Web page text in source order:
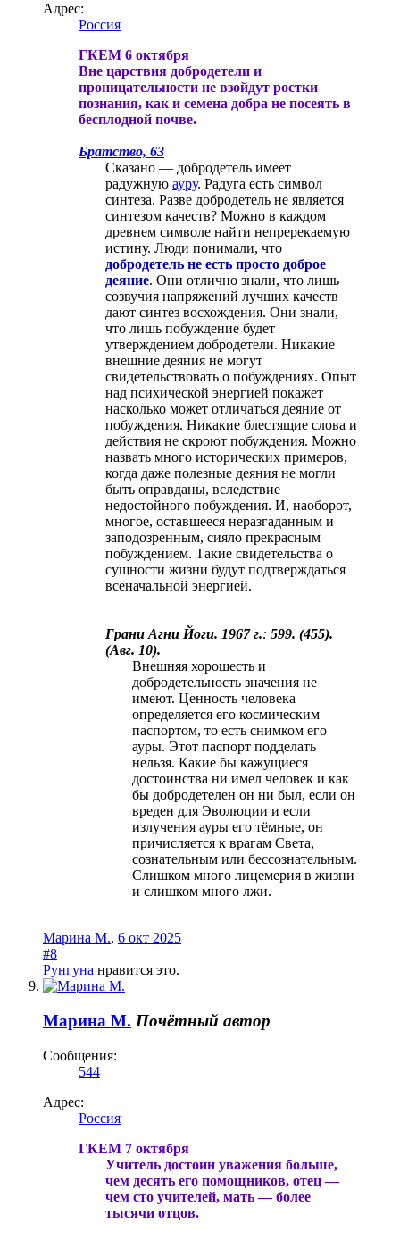
Адрес:
Россия
ГКЕМ 6 октября
Вне царствия добродетели и
проницательности не взойдут ростки
познания, как и семена добра не посеять в
бесплодной почве.
Братство, 63
Сказано — добродетель имеет
радужную ауру. Радуга есть символ
синтеза. Разве добродетель не является
синтезом качеств? Можно в каждом
древнем символе найти непререкаемую
истину. Люди понимали, что
добродетель не есть просто доброе
деяние. Они отлично знали, что лишь
созвучия напряжений лучших качеств
дают синтез восхождения. Они знали,
что лишь побуждение будет
утверждением добродетели. Никакие
внешние деяния не могут
свидетельствовать о побуждениях. Опыт
над психической энергией покажет
насколько может отличаться деяние от
побуждения. Никакие блестящие слова и
действия не скроют побуждения. Можно
назвать много исторических примеров,
когда даже полезные деяния не могли
быть оправданы, вследствие
недостойного побуждения. И, наоборот,
многое, оставшееся неразгаданным и
заподозренным, сияло прекрасным
побуждением. Такие свидетельства о
сущности жизни будут подтверждаться
всеначальной энергией.
Грани Агни Йоги. 1967 г.: 599. (455).
(Авг. 10).
Внешняя хорошесть и
добродетельность значения не
имеют. Ценность человека
определяется его космическим
паспортом, то есть снимком его
ауры. Этот паспорт подделать
нельзя. Какие бы кажущиеся
достоинства ни имел человек и как
бы добродетелен он ни был, если он
вреден для Эволюции и если
излучения ауры его тёмные, он
причисляется к врагам Света,
сознательным или бессознательным.
Слишком много лицемерия в жизни
и слишком много лжи.​
Марина М., 6 окт 2025
#8
Рунгуна нравится это.
Марина М. Почётный автор
Сообщения:
544
Адрес:
Россия
ГКЕМ 7 октября
Учитель достоин уважения больше,
чем десять его помощников, отец —
чем сто учителей, мать — более
тысячи отцов.